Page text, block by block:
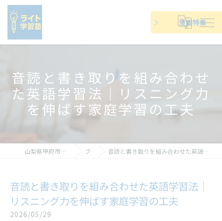
漫画特集
音読と書き取りを組み合わせ
た英語学習法｜リスニング力
を伸ばす家庭学習の工夫
山梨県甲府市の塾ならライト学習塾 ブログ 音読と書き取りを組み合わせた英語学習法｜リスニング力を伸ばす家庭学習の工夫
音読と書き取りを組み合わせた英語学習法｜
リスニング力を伸ばす家庭学習の工夫
2026/05/29